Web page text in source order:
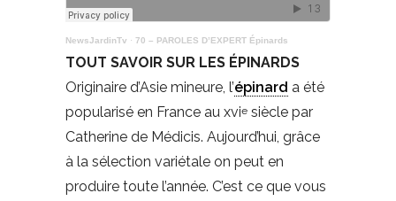
NewsJardinTv · 70 – PAROLES D’EXPERT Épinards
TOUT SAVOIR SUR LES ÉPINARDS
Originaire d’Asie mineure, l’épinard a été
popularisé en France au xvie siècle par
Catherine de Médicis. Aujourd’hui, grâce
à la sélection variétale on peut en
produire toute l’année. C’est ce que vous